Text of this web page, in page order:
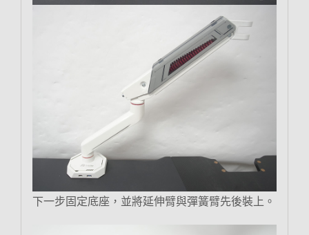
下一步固定底座，並將延伸臂與彈簧臂先後裝上。